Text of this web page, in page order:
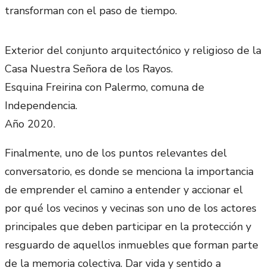
transforman con el paso de tiempo.
Exterior del conjunto arquitectónico y religioso de la
Casa Nuestra Señora de los Rayos.
Esquina Freirina con Palermo, comuna de
Independencia.
Año 2020.
Finalmente, uno de los puntos relevantes del
conversatorio, es donde se menciona la importancia
de emprender el camino a entender y accionar el
por qué los vecinos y vecinas son uno de los actores
principales que deben participar en la protección y
resguardo de aquellos inmuebles que forman parte
de la memoria colectiva. Dar vida y sentido a